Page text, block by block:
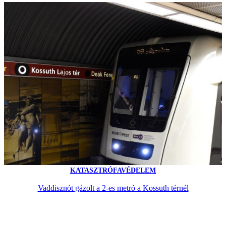
KATASZTRÓFAVÉDELEM
Vaddisznót gázolt a 2-es metró a Kossuth térnél